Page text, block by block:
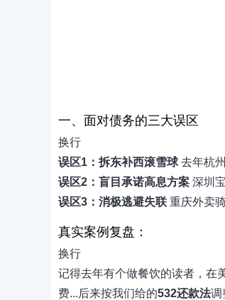
一、面对债务的三大误区
换行
误区1：拆东补西滚雪球去年杭
误区2：盲目承诺高息方案 深圳
误区3：消极逃避失联 重庆外卖
真实案例复盘：
换行
记得去年有个做餐饮的读者，在
费...后来按我们给的532还款法调